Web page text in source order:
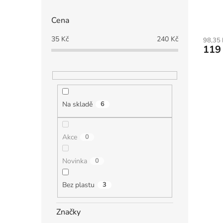
Cena
35 Kč 240 Kč
Na skladě 6
Akce 0
Novinka 0
Bez plastu 3
Značky
98,35
119